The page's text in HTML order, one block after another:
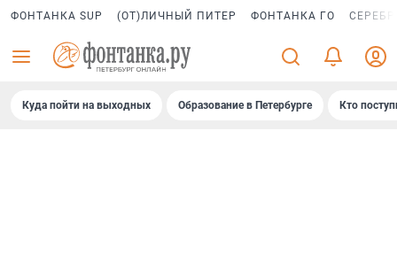
ФОНТАНКА SUP (ОТ)ЛИЧНЫЙ ПИТЕР ФОНТАНКА ГО
Куда пойти на выходных Образование в Петербурге Кто